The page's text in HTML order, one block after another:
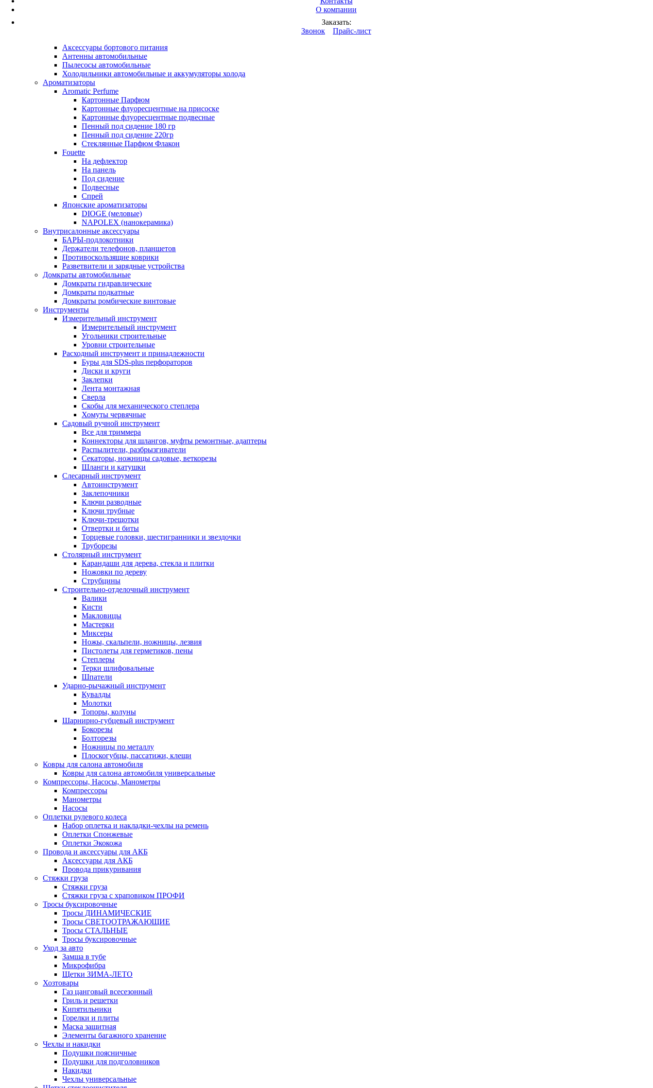
О компании
Заказать:
Звонок
Прайс-лист
Аксессуары бортового питания
Антенны автомобильные
Пылесосы автомобильные
Холодильники автомобильные и аккумуляторы холода
Ароматизаторы
Aromatic Perfume
Картонные Парфюм
Картонные флуоресцентные на присоске
Картонные флуоресцентные подвесные
Пенный под сидение 180 гр
Пенный под сидение 220гр
Стеклянные Парфюм Флакон
Fouette
На дефлектор
На панель
Под сидение
Подвесные
Спрей
Японские ароматизаторы
DIOGE (меловые)
NAPOLEX (нанокерамика)
Внутрисалонные аксессуары
БАРЫ-подлокотники
Держатели телефонов, планшетов
Противоскользящие коврики
Разветвители и зарядные устройства
Домкраты автомобильные
Домкраты гидравлические
Домкраты подкатные
Домкраты ромбические винтовые
Инструменты
Измерительный инструмент
Измерительный инструмент
Угольники строительные
Уровни строительные
Расходный инструмент и принадлежности
Буры для SDS-plus перфораторов
Диски и круги
Заклепки
Лента монтажная
Сверла
Скобы для механического степлера
Хомуты червячные
Садовый ручной инструмент
Все для триммера
Коннекторы для шлангов, муфты ремонтные, адаптеры
Распылители, разбрызгиватели
Секаторы, ножницы садовые, веткорезы
Шланги и катушки
Слесарный инструмент
Автоинструмент
Заклепочники
Ключи разводные
Ключи трубные
Ключи-трещотки
Отвертки и биты
Торцевые головки, шестигранники и звездочки
Труборезы
Столярный инструмент
Карандаши для дерева, стекла и плитки
Ножовки по дереву
Струбцины
Строительно-отделочный инструмент
Валики
Кисти
Макловицы
Мастерки
Миксеры
Ножы, скальпели, ножницы, лезвия
Пистолеты для герметиков, пены
Степлеры
Терки шлифовальные
Шпатели
Ударно-рычажный инструмент
Кувалды
Молотки
Топоры, колуны
Шарнирно-губцевый инструмент
Бокорезы
Болторезы
Ножницы по металлу
Плоскогубцы, пассатижи, клещи
Ковры для салона автомобиля
Ковры для салона автомобиля универсальные
Компрессоры, Насосы, Манометры
Компрессоры
Манометры
Насосы
Оплетки рулевого колеса
Набор оплетка и накладки-чехлы на ремень
Оплетки Спонжевые
Оплетки Экокожа
Провода и аксессуары для АКБ
Аксессуары для АКБ
Провода прикуривания
Стяжки груза
Стяжки груза
Стяжки груза с храповиком ПРОФИ
Тросы буксировочные
Тросы ДИНАМИЧЕСКИЕ
Тросы СВЕТООТРАЖАЮЩИЕ
Тросы СТАЛЬНЫЕ
Тросы буксировочные
Уход за авто
Замша в тубе
Микрофибра
Щетки ЗИМА-ЛЕТО
Хозтовары
Газ цанговый всесезонный
Гриль и решетки
Кипятильники
Горелки и плиты
Маска защитная
Элементы багажного хранение
Чехлы и накидки
Подушки поясничные
Подушки для подголовников
Накидки
Чехлы универсальные